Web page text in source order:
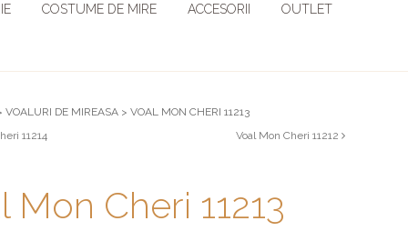
COSTUME DE MIRE ACCESORII OUTLET
VOALURI DE MIREASA >VOAL MON CHERI 11213
11214
Voal Mon Cheri 11212
Mon Cheri 11213